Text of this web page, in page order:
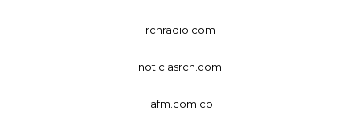
rcnradio.com
noticiasrcn.com
lafm.com.co